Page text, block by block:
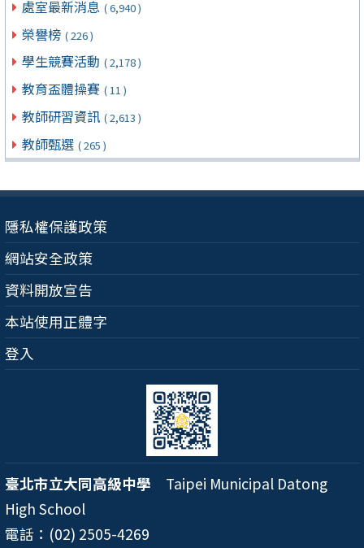
處室最新消息 ( 6,940 )
榮譽榜 ( 226 )
學生競賽活動 ( 2,178 )
教育盃體操賽 ( 11 )
教師研習資訊 ( 2,613 )
教師甄選 ( 265 )
隱私權保護政策
網站安全政策
資料開放宣告
本站使用正體字
登入
臺北市立大同高級中學 Taipei Municipal Datong
High School
電話：(02) 2505-4269